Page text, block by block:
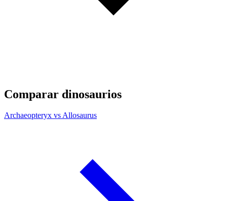
Comparar dinosaurios
Archaeopteryx vs Allosaurus